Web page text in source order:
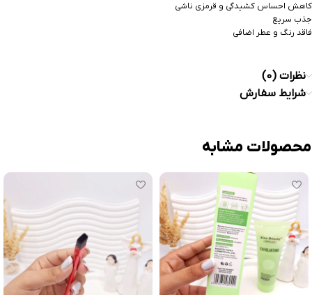
کاهش احساس کشیدگی و قرمزی ناشی
جذب سریع
فاقد رنگ و عطر اضافی
نظرات (0)
شرایط سفارش
محصولات مشابه